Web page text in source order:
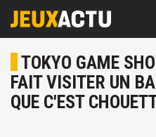
TOKYO GAME
FAIT VISITER UN
QUE C'EST